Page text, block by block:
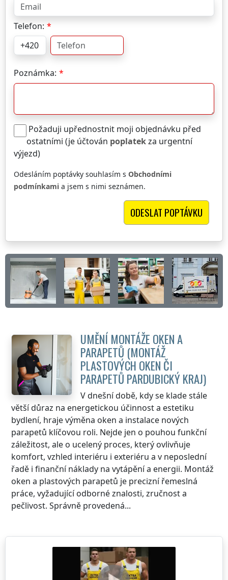
Telefon:
Poznámka:
Požaduji upřednostnit moji objednávku před
ostatními (je účtován poplatekza urgentní
výjezd)
Odesláním poptávky souhlasím s Obchodními
podmínkami a jsem s nimi seznámen.
UMĚNÍ MONTÁŽE OKEN A
PARAPETŮ (MONTÁŽ
PLASTOVÝCH OKEN ČI
PARAPETŮ PARDUBICKÝ KRAJ)
V dnešní době, kdy se klade stále
větší důraz na energetickou účinnost a estetiku
bydlení, hraje výměna oken a instalace nových
parapetů klíčovou roli. Nejde jen o pouhou funkční
záležitost, ale o ucelený proces, který ovlivňuje
komfort, vzhled interiéru i exteriéru a v neposlední
řadě i finanční náklady na vytápění a energii. Montáž
oken a plastových parapetů je precizní řemeslná
práce, vyžadující odborné znalosti, zručnost a
pečlivost. Správně provedená...